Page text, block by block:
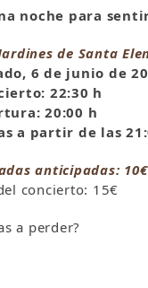
noche para
de Santa
6 de junio de
22:30 h
20:00 h
a partir de las
anticipadas: 10€
concierto: 15€
a perder?